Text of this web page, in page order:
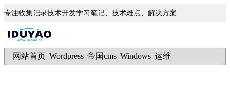
专注收集记录技术开发学习笔记、技术难点、解决方案
网站首页 Wordpress 帝国cms Windows 运维